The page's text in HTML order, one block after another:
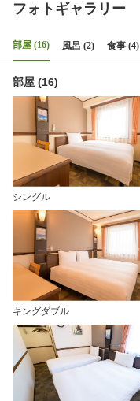
フォトギャラリー
部屋 (16) 風呂 (2) 食事 (4)
部屋 (16)
シングル
キングダブル